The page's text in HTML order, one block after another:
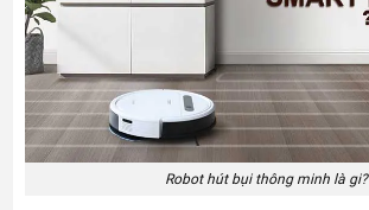
Robot hút bụi thông minh là gi?